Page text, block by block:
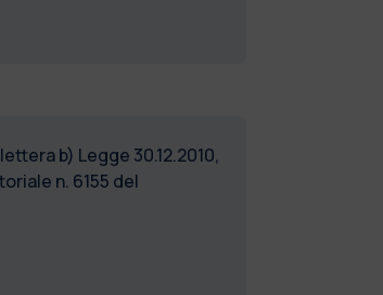
b) Legge 30.12.2010,
n. 6155 del